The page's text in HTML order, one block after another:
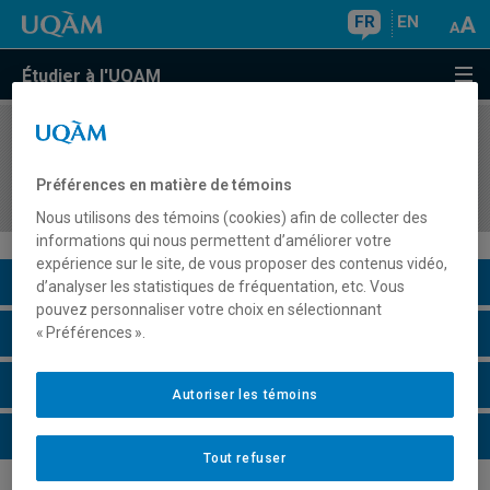
FR EN
Étudier à l'UQAM
COURS//
en orientation I
Description du cours
Horaire - Été 2026
Horaire - Automne 2026
Horaire - Hiver 2027
Préférences en matière de témoins
Nous utilisons des témoins (cookies) afin de collecter des
informations qui nous permettent d’améliorer votre
expérience sur le site, de vous proposer des contenus vidéo,
d’analyser les statistiques de fréquentation, etc. Vous
pouvez personnaliser votre choix en sélectionnant
« Préférences ».
Tout refuser
Autoriser les témoins